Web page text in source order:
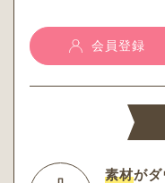
会員登録
素材が